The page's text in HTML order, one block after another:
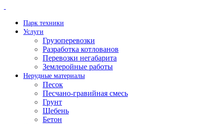
Парк техники
Услуги
Грузоперевозки
Разработка котлованов
Перевозки негабарита
Землеройные работы
Нерудные материалы
Песок
Песчано-гравийная смесь
Грунт
Щебень
Бетон